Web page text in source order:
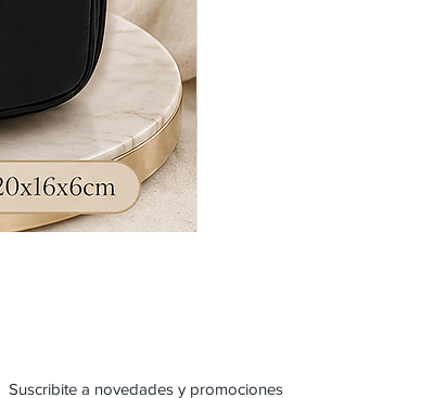
Suscribite a novedades y promociones